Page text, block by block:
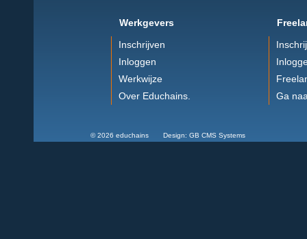
Werkgevers
Inschrijven
Inloggen
Werkwijze
Over Educhains.
Ga
© 2026 educhains Design: GB CMS Systems